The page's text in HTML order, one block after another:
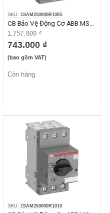
SKU: 1SAM250000R1005
1.757.800 ₫
743.000 ₫
(bao gồm VAT)
Còn hàng
SKU: 1SAM250000R1010